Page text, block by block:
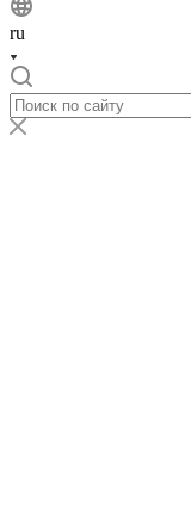
ru